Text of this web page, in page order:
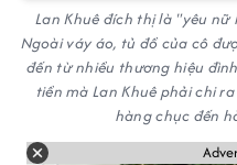
Lan Khuê đích thị là "yêu
Ngoài váy áo, tủ đồ của cô
đến từ nhiều thương hiệu
tiền mà Lan Khuê phải chi
hàng chục đến